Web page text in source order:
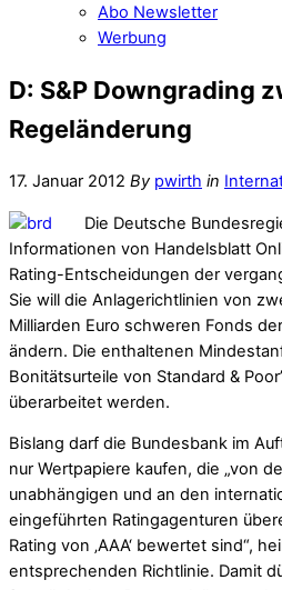
Abo Newsletter
Werbung
D: S&P Downgrading
Regeländerung
17. Januar 2012 By pwirth in
Die Deutsche
Informationen von Handelsblatt
Rating-Entscheidungen der
Sie will die Anlagerichtlinien von
Milliarden Euro schweren Fonds
ändern. Die enthaltenen
Bonitätsurteile von Standard &
überarbeitet werden.
Bislang darf die Bundesbank im
nur Wertpapiere kaufen, die „von
unabhängigen und an den
eingeführten Ratingagenturen
Rating von ‚AAA‘ bewertet sind“,
entsprechenden Richtlinie. Damit